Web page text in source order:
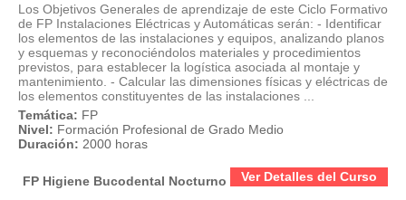
Los Objetivos Generales de aprendizaje de este Ciclo Formativo
de FP Instalaciones Eléctricas y Automáticas serán: - Identificar
los elementos de las instalaciones y equipos, analizando planos
y esquemas y reconociéndolos materiales y procedimientos
previstos, para establecer la logística asociada al montaje y
mantenimiento. - Calcular las dimensiones físicas y eléctricas de
los elementos constituyentes de las instalaciones ...
Temática: FP
Nivel: Formación Profesional de Grado Medio
Duración: 2000 horas
Ver Detalles del Curso
FP Higiene Bucodental Nocturno